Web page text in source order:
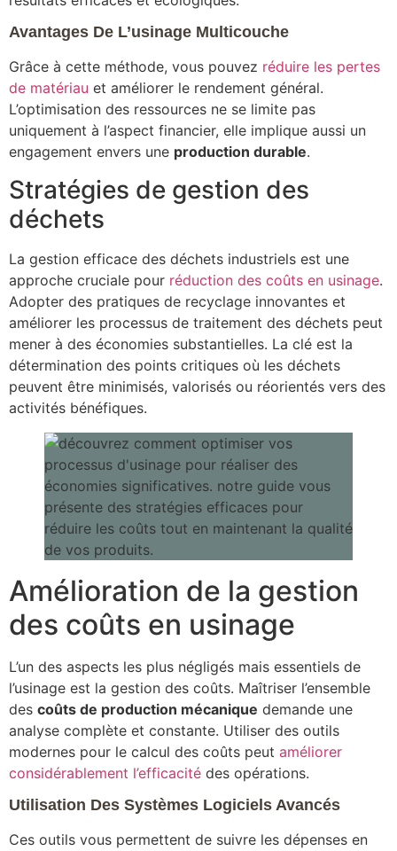
Avantages De L’usinage Multicouche
Grâce à cette méthode, vous pouvez réduire les pertes
de matériau et améliorer le rendement général.
L’optimisation des ressources ne se limite pas
uniquement à l’aspect financier, elle implique aussi un
engagement envers une production durable.
Stratégies de gestion des
déchets
La gestion efficace des déchets industriels est une
approche cruciale pour réduction des coûts en usinage.
Adopter des pratiques de recyclage innovantes et
améliorer les processus de traitement des déchets peut
mener à des économies substantielles. La clé est la
détermination des points critiques où les déchets
peuvent être minimisés, valorisés ou réorientés vers des
activités bénéfiques.
Amélioration de la gestion
des coûts en usinage
L’un des aspects les plus négligés mais essentiels de
l’usinage est la gestion des coûts. Maîtriser l’ensemble
des coûts de production mécanique demande une
analyse complète et constante. Utiliser des outils
modernes pour le calcul des coûts peut améliorer
considérablement l’efficacité des opérations.
Utilisation Des Systèmes Logiciels Avancés
Ces outils vous permettent de suivre les dépenses en